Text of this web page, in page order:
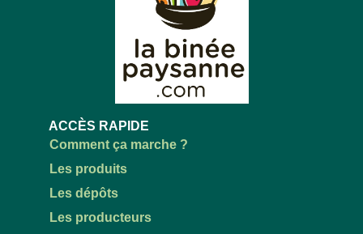
ACCÈS RAPIDE
Comment ça marche ?
Les produits
Les dépôts
Les producteurs